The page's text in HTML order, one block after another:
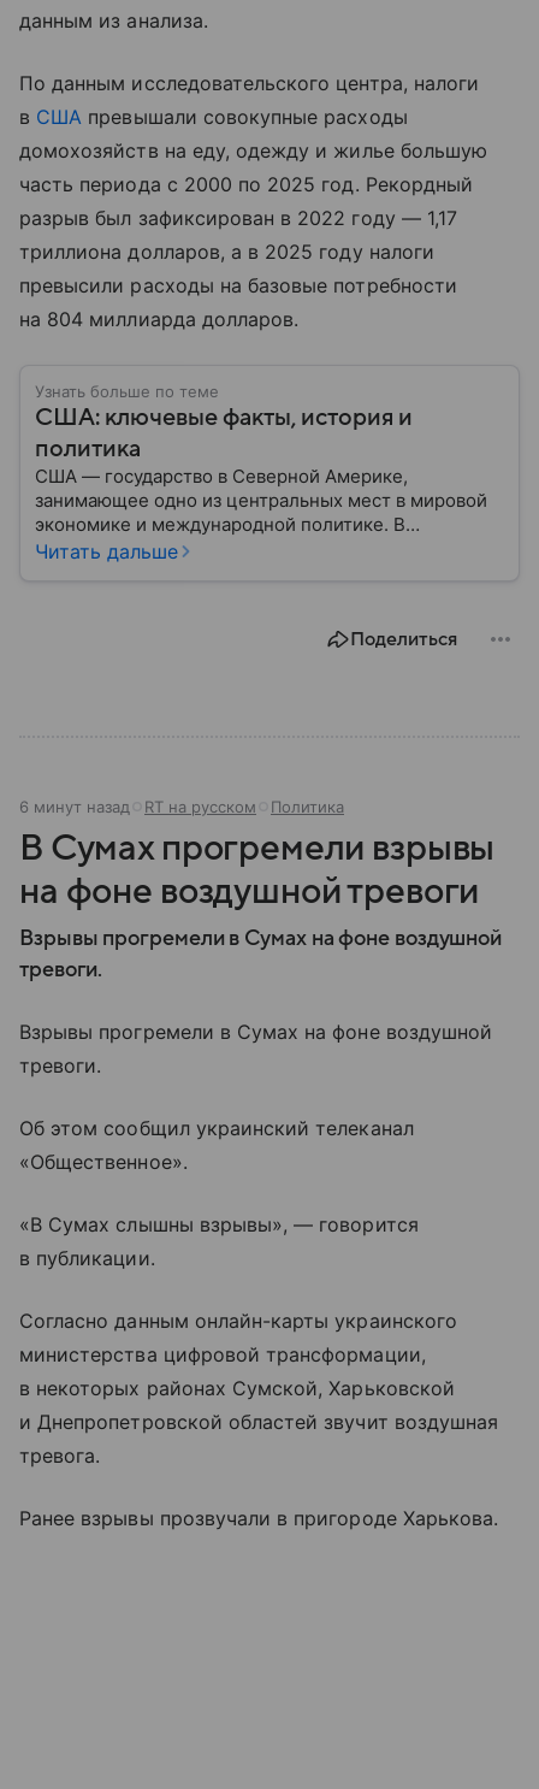
данным из анализа.
По данным исследовательского центра, налоги
в США превышали совокупные расходы
домохозяйств на еду, одежду и жилье большую
часть периода с 2000 по 2025 год. Рекордный
разрыв был зафиксирован в 2022 году — 1,17
триллиона долларов, а в 2025 году налоги
превысили расходы на базовые потребности
на 804 миллиарда долларов.
Узнать больше по теме
США: ключевые факты, история и
политика
США — государство в Северной Америке,
занимающее одно из центральных мест в мировой
экономике и международной политике. В
материале — основные сведения об этой стране.
Читать дальше
Поделиться
6 минут назад RT на русском Политика
В Сумах прогремели взрывы
на фоне воздушной тревоги
Взрывы прогремели в Сумах на фоне воздушной
тревоги.
Взрывы прогремели в Сумах на фоне воздушной
тревоги.
Об этом сообщил украинский телеканал
«Общественное».
«В Сумах слышны взрывы», — говорится
в публикации.
Согласно данным онлайн-карты украинского
министерства цифровой трансформации,
в некоторых районах Сумской, Харьковской
и Днепропетровской областей звучит воздушная
тревога.
Ранее взрывы прозвучали в пригороде Харькова.